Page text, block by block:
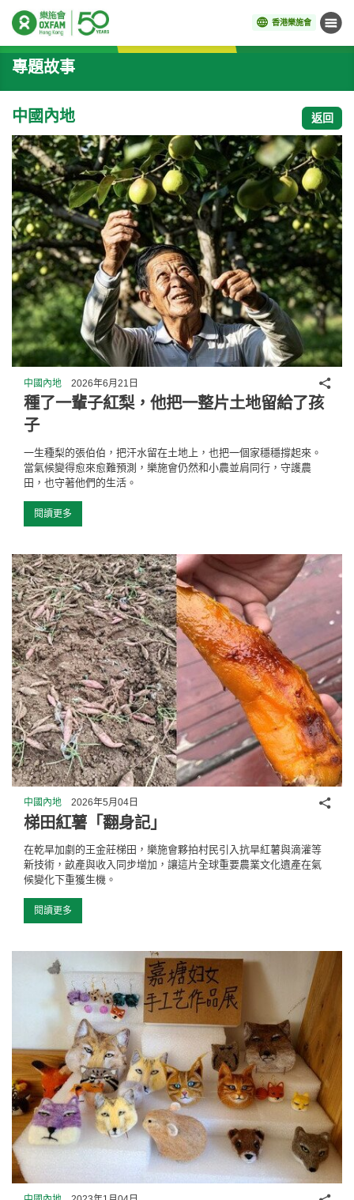
香港樂施會 目錄
開始主要內容
專題故事
中國內地 返回
中國內地 2026年6月21日
種了一輩子紅梨，他把一整片土地留給了孩
子
一生種梨的張伯伯，把汗水留在土地上，也把一個家穩穩撐起來。
當氣候變得愈來愈難預測，樂施會仍然和小農並肩同行，守護農
田，也守著他們的生活。
閱讀更多
分享
中國內地 2026年5月04日
梯田紅薯「翻身記」
在乾旱加劇的王金莊梯田，樂施會夥拍村民引入抗旱紅薯與滴灌等
新技術，畝產與收入同步增加，讓這片全球重要農業文化遺產在氣
候變化下重獲生機。
閱讀更多
分享